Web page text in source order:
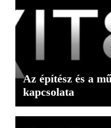
Az építész és a
kapcsolata